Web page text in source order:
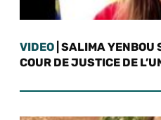
VIDEO | SALIMA YENBOU
COUR DE JUSTICE DE